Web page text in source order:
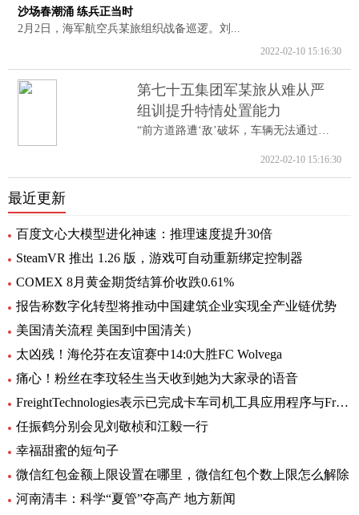
沙场春潮涌 练兵正当时
2月2日，海军航空兵某旅组织战备巡逻。刘...
2022-02-10 15:16:30
第七十五集团军某旅从难从严
组训提升特情处置能力
“前方道路遭‘敌’破坏，车辆无法通过。...
2022-02-10 15:16:30
最近更新
百度文心大模型进化神速：推理速度提升30倍
SteamVR 推出 1.26 版，游戏可自动重新绑定控制器
COMEX 8月黄金期货结算价收跌0.61%
报告称数字化转型将推动中国建筑企业实现全产业链优势
美国清关流程 美国到中国清关）
太凶残！海伦芬在友谊赛中14:0大胜FC Wolvega
痛心！粉丝在李玟轻生当天收到她为大家录的语音
FreightTechnologies表示已完成卡车司机工具应用程序与Fr8App货运匹配平台的集成
任振鹤分别会见刘敬桢和江毅一行
幸福甜蜜的短句子
微信红包金额上限设置在哪里，微信红包个数上限怎么解除
河南清丰：科学“夏管”夺高产 地方新闻